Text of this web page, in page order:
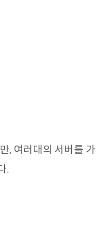
, 여러대의 서버를
.